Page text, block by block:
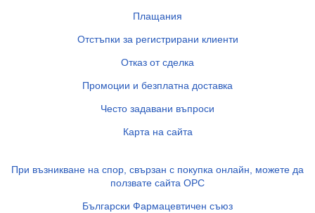
Плащания
Отстъпки за регистрирани клиенти
Отказ от сделка
Промоции и безплатна доставка
Често задавани въпроси
Карта на сайта
При възникване на спор, свързан с покупка онлайн, можете да
ползвате сайта ОРС
Български Фармацевтичен съюз